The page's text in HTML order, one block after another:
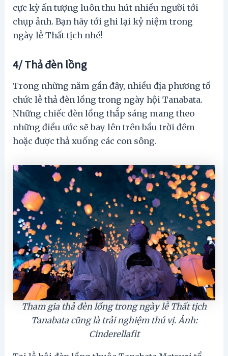
cực kỳ ấn tượng luôn thu hút nhiều người tới
chụp ảnh. Bạn hãy tới ghi lại kỷ niệm trong
ngày lễ Thất tịch nhé!
4/ Thả đèn lồng
Trong những năm gần đây, nhiều địa phương tổ
chức lễ thả đèn lồng trong ngày hội Tanabata.
Những chiếc đèn lồng thắp sáng mang theo
những điều ước sẽ bay lên trên bầu trời đêm
hoặc được thả xuống các con sông.
Tham gia thả đèn lồng trong ngày lễ Thất tịch
Tanabata cũng là trải nghiệm thú vị. Ảnh:
Cinderellafit